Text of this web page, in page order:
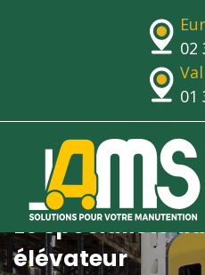
02
01
Le spécialiste
élévateur